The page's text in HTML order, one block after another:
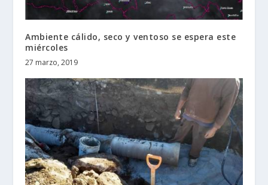
Ambiente cálido, seco y ventoso se espera este
miércoles
27 marzo, 2019